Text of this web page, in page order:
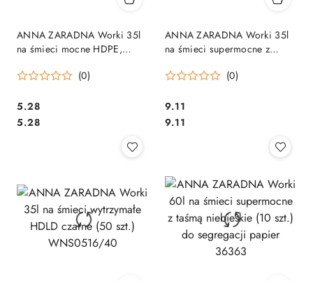
ANNA ZARADNA Worki 35l
na śmieci mocne HDPE,
WNS2207/80SH
(0)
Cena:
5.28
Cena:
5.28
ANNA ZARADNA Worki 35l
na śmieci supermocne z
36370
(0)
Cena:
9.11
Cena:
9.11